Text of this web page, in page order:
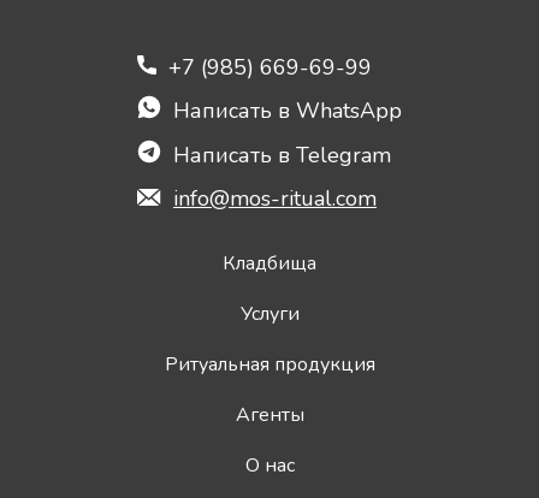
+7 (985) 669-69-99
Написать в WhatsApp
Написать в Telegram
info@mos-ritual.com
Кладбища
Услуги
Ритуальная продукция
Агенты
О нас